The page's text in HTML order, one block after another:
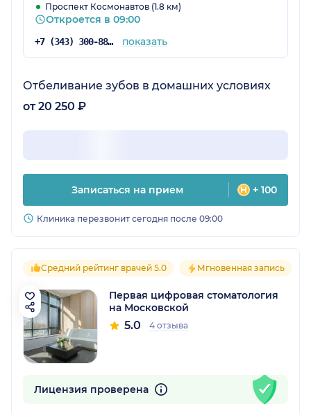
Проспект Космонавтов (1.8 км)
Откроется в 09:00
+7 (343) 300-88-46 показать
Отбеливание зубов в домашних условиях
от 20 250 ₽
Записаться на прием + 100
Клиника перезвонит сегодня после 09:00
Средний рейтинг врачей 5.0 Мгновенная запись
Первая цифровая стоматология
на Московской
5.0 4 отзыва
Лицензия проверена